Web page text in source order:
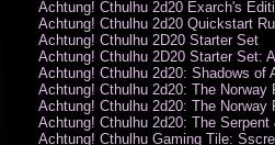
Achtung! Cthulhu 2d20 Exarch's
Achtung! Cthulhu 2d20 Quickstart
Achtung! Cthulhu 2D20 Starter Set
Achtung! Cthulhu 2D20 Starter Set:
Achtung! Cthulhu 2d20: Shadows of
Achtung! Cthulhu 2d20: The Norway
Achtung! Cthulhu 2d20: The Norway
Achtung! Cthulhu 2d20: The Serpent
Achtung! Cthulhu Gaming Tile: